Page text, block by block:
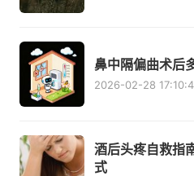
鼻中隔偏曲术后
2026-02-28
酒后头疼自救指
式